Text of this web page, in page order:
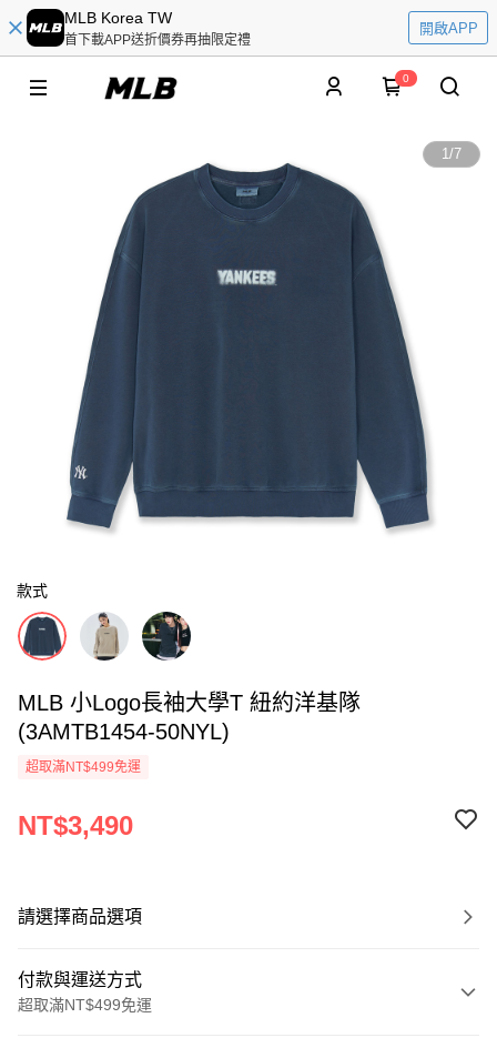
MLB Korea TW
首下載APP送折價券再抽限定禮
開啟APP
0
1/7
款式
MLB 小Logo長袖大學T 紐約洋基隊
(3AMTB1454-50NYL)
超取滿NT$499免運
NT$3,490
請選擇商品選項
付款與運送方式
超取滿NT$499免運